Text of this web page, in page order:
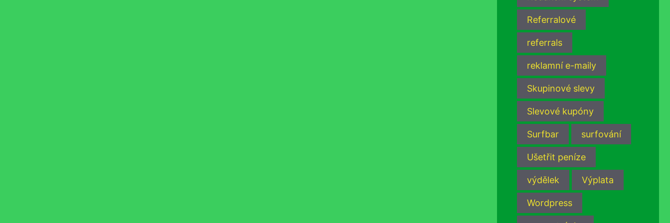
Referralové
referrals
reklamní e-maily
Skupinové slevy
Slevové kupóny
Surfbar surfování
Ušetřit peníze
výdělek Výplata
Wordpress